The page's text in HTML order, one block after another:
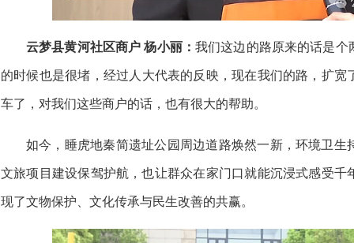
云梦县黄河社区商户 杨小丽： 我们这边的路原来的话是个
的时候也是很堵， 经过人大代表的反映，现在我们的路， 扩宽
车了， 对我们这些商户的话， 也有很大的帮助。
如今，睡虎地秦简遗址公园周边道路焕然一新，环境卫
文旅项目建设保驾护航，也让群众在家门口就能沉浸式感受
现了文物保护、文化传承与民生改善的共赢。